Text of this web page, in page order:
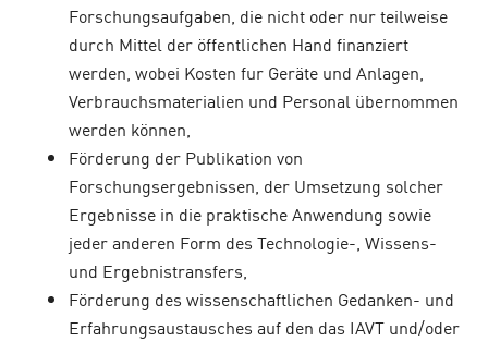
Forschungsaufgaben, die nicht oder nur teilweise
durch Mittel der öffentlichen Hand finanziert
werden, wobei Kosten fur Geräte und Anlagen,
Verbrauchsmaterialien und Personal übernommen
werden können,
Förderung der Publikation von
Forschungsergebnissen, der Umsetzung solcher
Ergebnisse in die praktische Anwendung sowie
jeder anderen Form des Technologie-, Wissens-
und Ergebnistransfers,
Förderung des wissenschaftlichen Gedanken- und
Erfahrungsaustausches auf den das IAVT und/oder